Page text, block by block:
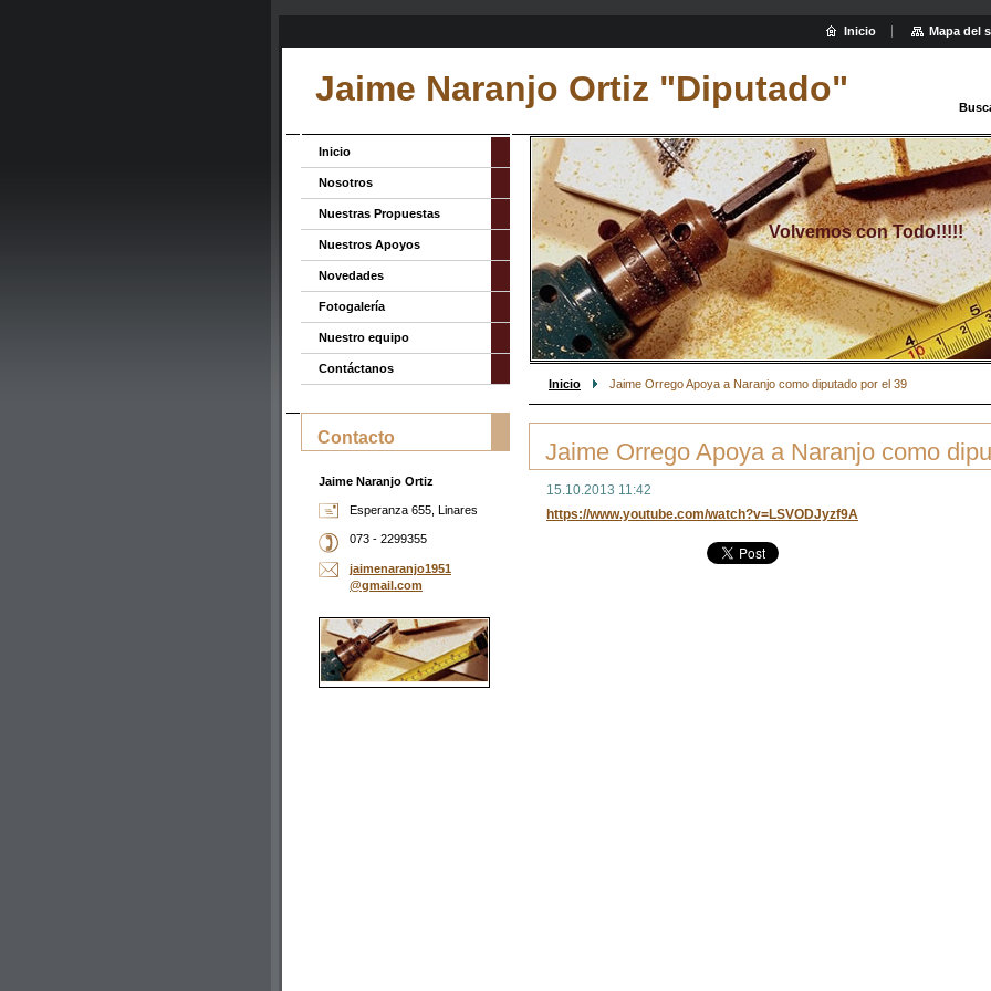
Jaime Naranjo Ortiz "Diputado"
Volvemos con Todo!!!!!
Inicio Jaime Orrego Apoya a Naranjo como diputado por el 39
Jaime Orrego Apoya a Naranjo como
15.10.2013 11:42
https://www.youtube.com/watch?v=LSVODJyzf9A
Inicio
Nosotros
Nuestras Propuestas
Nuestros Apoyos
Novedades
Fotogalería
Nuestro equipo
Contáctanos
Contacto
Jaime Naranjo Ortiz
Esperanza 655, Linares
073 - 2299355
jaimenaranjo1951
@gmail.com
Inicio Mapa del